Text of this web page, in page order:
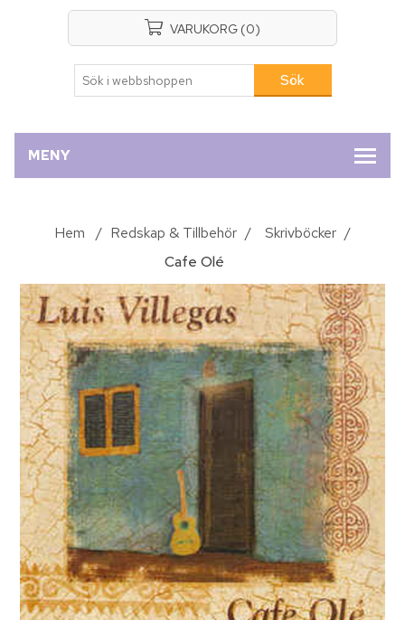
VARUKORG (0)
MENY
Hem / Redskap & Tillbehör / Skrivböcker /
Cafe Olé